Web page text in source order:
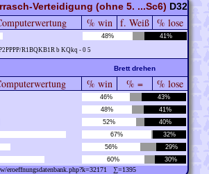
Verteidigung (ohne 5. ...Sc6) D32
% win f. Weiß % lose
48% 41%
R1BQKB1R b KQkq - 0 5
Brett drehen
% win % = % lose
46% 43%
48% 41%
52% 40%
67% 32%
56% 29%
60% 30%
eroeffnungsdatenbank.php?k=32171 ∑=1395